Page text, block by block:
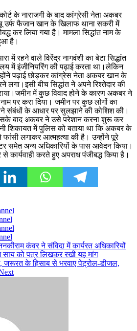
के नाराजगी के बाद कांग्रेसी नेता अकबर
उर्फ फैजान खान के खिलाफ थाना सकरी में
कर लिया गया है। मामला सिद्धांत नाम के
है।
में रहने वाले विरेंद्र नागवंशी का बेटा सिद्धांत
में इंजीनियरिंग की पढ़ाई करता था।लेकिन
पढ़ाई छोड़कर कांग्रेस नेता अकबर खान के
लगा।इसी बीच सिद्धांत ने अपने रिश्तेदार की
में कुछ विवाद होने के कारण अकबर ने
पर करा दिया। जमीन पर कुछ लोगों का
संबंधों के आधार पर सुलझाने की कोशिश की।
बाद अकबर ने उसे परेशान करना शुरू कर
शिकायत में पुलिस को बताया था कि अकबर के
लगाकर आत्महत्या की है। उन्होंने पूरे
समेत अन्य अधिकारियों के पास आवेदन किया।
कार्यवाही करते हुए अपराध पंजीबद्ध किया है।
कंवर ने संविदा में कार्यरत अधिकारियों
साय को पत्र लिखकर रखी यह मांग
जरूरत के हिसाब से भरवाए पेट्रोल-डीजल,